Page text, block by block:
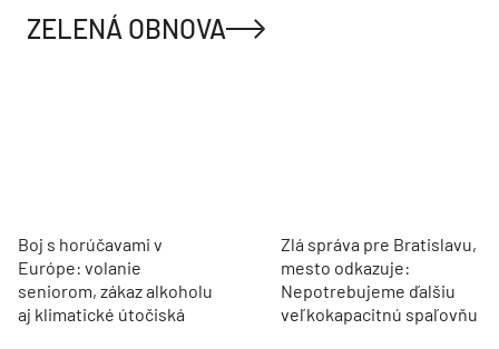
ZELENÁ OBNOVA
Boj s horúčavami v
Európe: volanie
seniorom, zákaz alkoholu
aj klimatické útočiská
Zlá správa pre Bratislavu,
mesto odkazuje:
Nepotrebujeme ďalšiu
veľkokapacitnú spaľovňu